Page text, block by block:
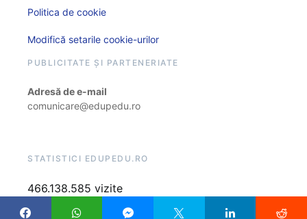
Politica de cookie
Modifică setarile cookie-urilor
PUBLICITATE ȘI PARTENERIATE
Adresă de e-mail
comunicare@edupedu.ro
STATISTICI EDUPEDU.RO
466.138.585 vizite